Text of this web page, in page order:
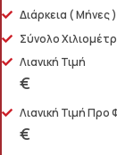
Διάρκεια ( Μήνες )
Σύνολο
Λιανική Τιμή
€
Λιανική Τιμή Προ
€